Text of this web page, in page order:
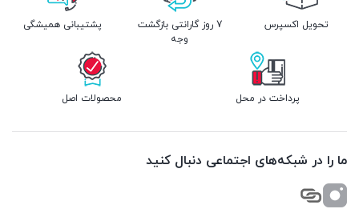
تحویل اکسپرس
7 روز گارانتی بازگشت
وجه
پشتیبانی همیشگی
پرداخت در محل محصولات اصل
ما را در شبکه‌های اجتماعی دنبال کنید